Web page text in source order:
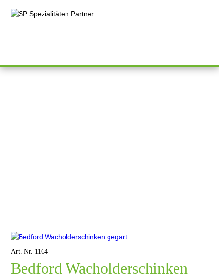
Art. Nr. 1164
Bedford Wacholderschinken